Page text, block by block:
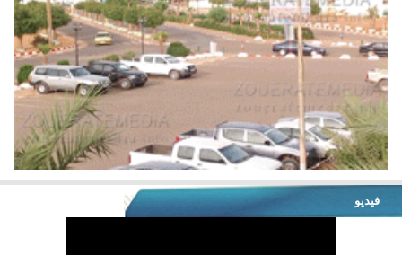
فيديو